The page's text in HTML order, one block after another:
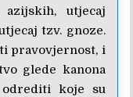
utjecaj
tzv. gnoze.
pravovjernost, i
glede kanona
odrediti koje su